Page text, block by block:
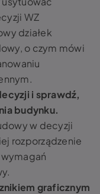
WZ
działek
o czym mówi
i sprawdź,
budynku.
w decyzji
rozporządzenie
graficznym